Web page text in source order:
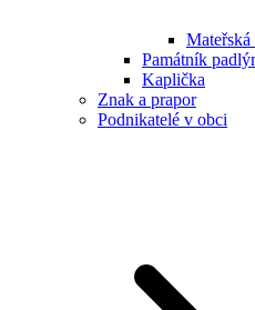
Mateřská
Památník
Kaplička
Znak a prapor
Podnikatelé v obci